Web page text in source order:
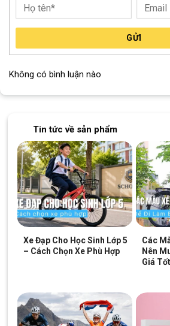
Nhập mã số hiện tại để mở khóa.
Kéo hai đầu khóa ra khỏi nhau.
Bước 2: Đổi Mã Số
Khi khóa đang mở, xoay phần đầu khóa
Nhập mã số mới bạn muốn thiết
Mở khóa bằng cách nhập mã hiện tại và kéo
GỬI
Không có bình luận nào
Tin tức về sản phẩm
Xe Đạp Cho Học Sinh Lớp 5
– Cách Chọn Xe Phù Hợp
Các
Nên
Giá Tốt